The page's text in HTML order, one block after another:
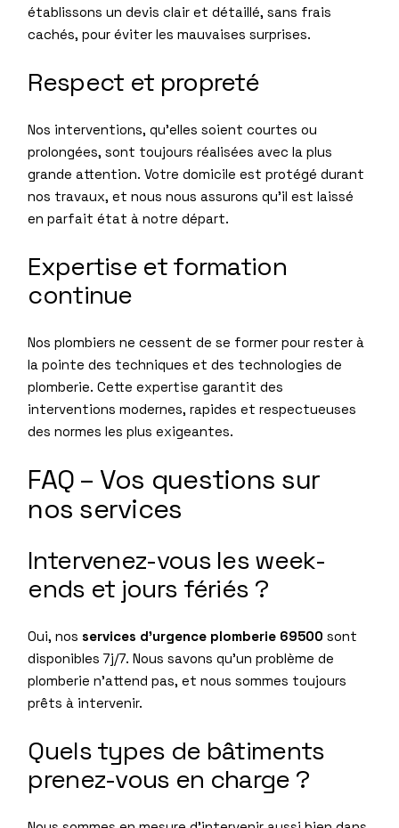
établissons un devis clair et détaillé, sans frais
cachés, pour éviter les mauvaises surprises.
Respect et propreté
Nos interventions, qu’elles soient courtes ou
prolongées, sont toujours réalisées avec la plus
grande attention. Votre domicile est protégé durant
nos travaux, et nous nous assurons qu’il est laissé
en parfait état à notre départ.
Expertise et formation
continue
Nos plombiers ne cessent de se former pour rester à
la pointe des techniques et des technologies de
plomberie. Cette expertise garantit des
interventions modernes, rapides et respectueuses
des normes les plus exigeantes.
FAQ – Vos questions sur
nos services
Intervenez-vous les week-
ends et jours fériés ?
Oui, nosservices d’urgence plomberie 69500 sont
disponibles 7j/7. Nous savons qu’un problème de
plomberie n’attend pas, et nous sommes toujours
prêts à intervenir.
Quels types de bâtiments
prenez-vous en charge ?